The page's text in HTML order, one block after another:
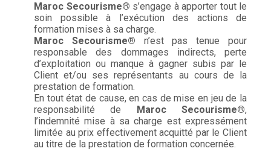
Maroc Secourisme® s’engage à apporter tout le
soin possible à l’exécution des actions de
formation mises à sa charge.
Maroc Secourisme® n’est pas tenue pour
responsable des dommages indirects, perte
d’exploitation ou manque à gagner subis par le
Client et/ou ses représentants au cours de la
prestation de formation.
En tout état de cause, en cas de mise en jeu de la
responsabilité de
Maroc Secourisme®,
l’indemnité mise à sa charge est expressément
limitée au prix effectivement acquitté par le Client
au titre de la prestation de formation concernée.